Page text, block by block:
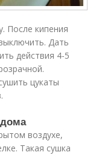
После кипения
Дать
действия 4-5
цукаты
воздухе,
Такая сушка